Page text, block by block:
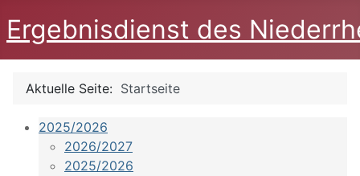
Ergebnisdienst des
Aktuelle Seite: Startseite
2025/2026
2026/2027
2025/2026